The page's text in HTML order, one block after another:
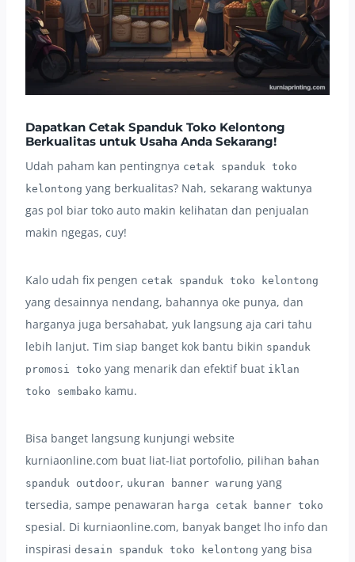
Dapatkan Cetak Spanduk Toko Kelontong
Berkualitas untuk Usaha Anda Sekarang!
Udah paham kan pentingnya cetak spanduk toko
kelontong yang berkualitas? Nah, sekarang waktunya
gas pol biar toko auto makin kelihatan dan penjualan
makin ngegas, cuy!
Kalo udah fix pengen cetak spanduk toko kelontong
yang desainnya nendang, bahannya oke punya, dan
harganya juga bersahabat, yuk langsung aja cari tahu
lebih lanjut. Tim siap banget kok bantu bikin spanduk
promosi toko yang menarik dan efektif buat iklan
toko sembako kamu.
Bisa banget langsung kunjungi website
kurniaonline.com buat liat-liat portofolio, pilihan bahan
spanduk outdoor, ukuran banner warung yang
tersedia, sampe penawaran harga cetak banner toko
spesial. Di kurniaonline.com, banyak banget lho info dan
inspirasi desain spanduk toko kelontong yang bisa